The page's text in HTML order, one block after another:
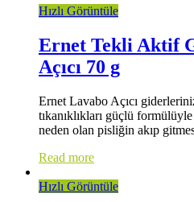
Hızlı Görüntüle
Ernet Tekli Aktif
Açıcı 70 g
Ernet Lavabo Açıcı
tıkanıklıkları güçlü
neden olan pisliğin akıp
Read more
Hızlı Görüntüle